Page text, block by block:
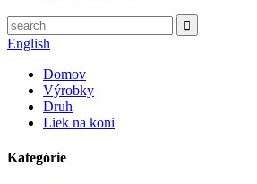
English
Domov
Výrobky
Druh
Liek na koni
Kategórie